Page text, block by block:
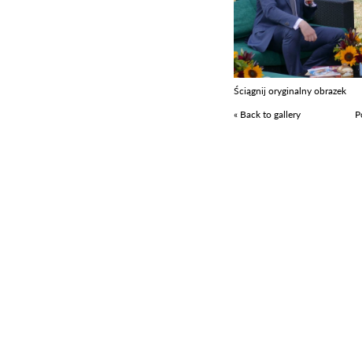
Ściągnij oryginalny obrazek
« Back to gallery